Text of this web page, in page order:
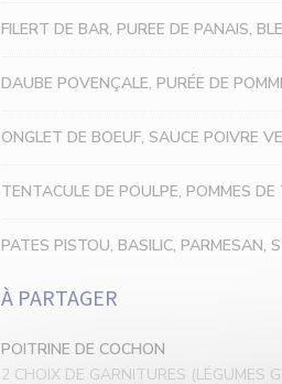
FILERT DE BAR, PUREE DE PANAIS,
DAUBE POVENÇALE, PURÉE DE
ONGLET DE BOEUF, SAUCE POIVRE
TENTACULE DE POULPE, POMMES DE
PATES PISTOU, BASILIC, PARMESAN,
À PARTAGER
POITRINE DE COCHON
2 CHOIX DE GARNITURES (LÉGUMES